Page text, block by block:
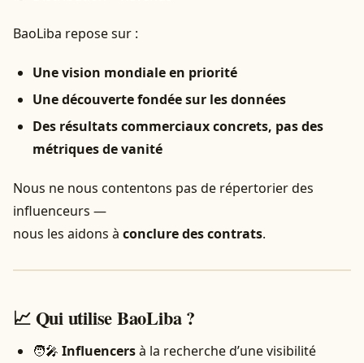
BaoLiba repose sur :
Une vision mondiale en priorité
Une découverte fondée sur les données
Des résultats commerciaux concrets, pas des
métriques de vanité
Nous ne nous contentons pas de répertorier des
influenceurs —
nous les aidons à conclure des contrats.
📈 Qui utilise BaoLiba ?
🧑‍🎤 Influencersà la recherche d’une visibilité